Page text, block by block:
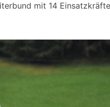
mit 14